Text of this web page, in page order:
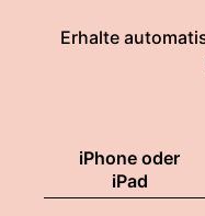
Erhalte
iPhone oder
iPad